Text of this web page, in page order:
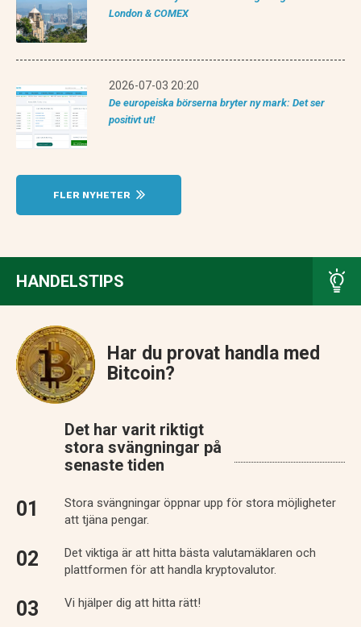
London & COMEX
2026-07-03 20:20
De europeiska börserna bryter ny mark: Det ser
positivt ut!
FLER NYHETER
HANDELSTIPS
Har du provat handla med
Bitcoin?
Det har varit riktigt
stora svängningar på
senaste tiden
Stora svängningar öppnar upp för stora möjligheter
att tjäna pengar.
Det viktiga är att hitta bästa valutamäklaren och
plattformen för att handla kryptovalutor.
Vi hjälper dig att hitta rätt!